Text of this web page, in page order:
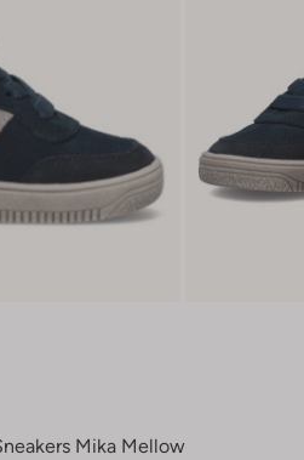
Mika Mellow